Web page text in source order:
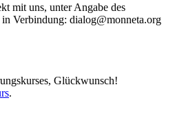
mit uns, unter Angabe des
Verbindung: dialog@monneta.org
Glückwunsch!
.